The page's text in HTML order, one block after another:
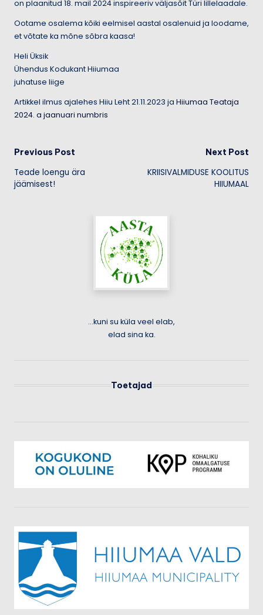
on plaanitud 18. mail 2024 inspireeriv väljasõit Türi lillelaadale.
Ootame osalema kõiki eelmisel aastal osalenuid ja loodame,
et võtate ka mõne sõbra kaasa!
Heli Üksik
Ühendus Kodukant Hiiumaa
juhatuse liige
Artikkel ilmus ajalehes Hiiu Leht 21.11.2023 ja Hiiumaa Teataja
2024. a jaanuari numbris
Post
navigation
Previous Post
Teade loengu ära
jäämisest!
Next Post
KRIISIVALMIDUSE KOOLITUS
HIIUMAAL
...kuni su küla veel elab,
elad sina ka.
Toetajad